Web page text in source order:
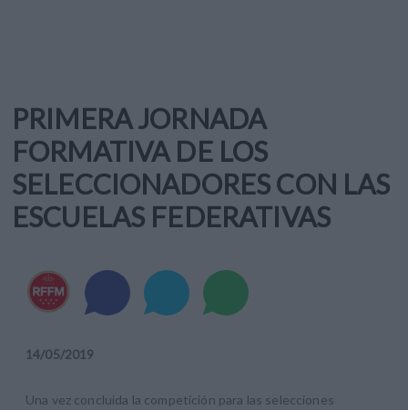
PRIMERA JORNADA
FORMATIVA DE LOS
SELECCIONADORES CON LAS
ESCUELAS FEDERATIVAS
14/05/2019
Una vez concluida la competición para las selecciones